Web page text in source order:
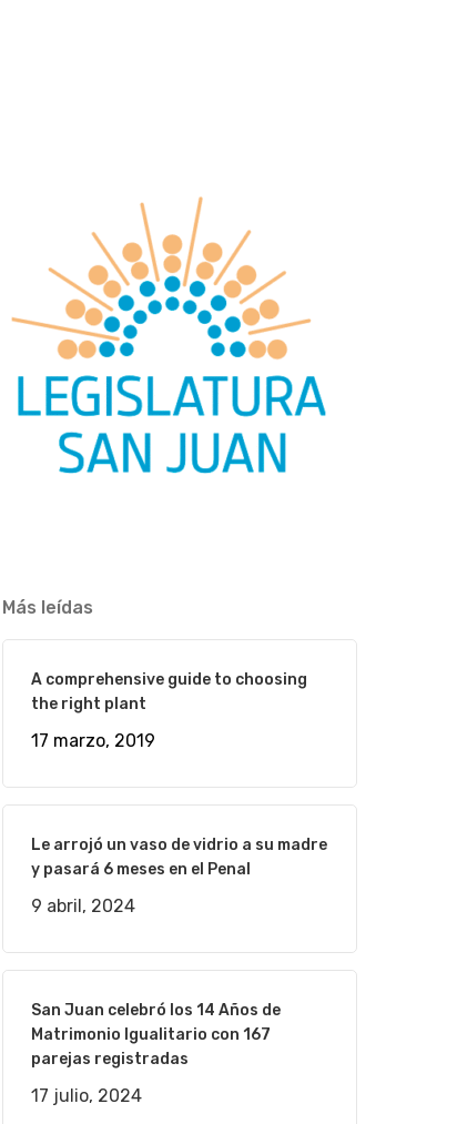
Más leídas
A comprehensive guide to choosing
the right plant
17 marzo, 2019
Le arrojó un vaso de vidrio a su madre
y pasará 6 meses en el Penal
9 abril, 2024
San Juan celebró los 14 Años de
Matrimonio Igualitario con 167
parejas registradas
17 julio, 2024